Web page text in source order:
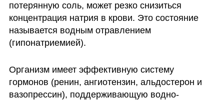
потерянную соль, может резко снизиться
концентрация натрия в крови. Это состояние
называется водным отравлением
(гипонатриемией).
Организм имеет эффективную систему
гормонов (ренин, ангиотензин, альдостерон и
вазопрессин), поддерживающую водно-